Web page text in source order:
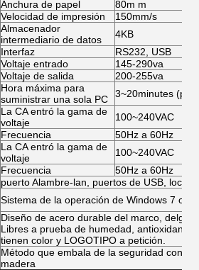
Anchura de papel
80m m
Velocidad de impresión
150mm/s
Almacenador
intermediario de datos
4KB
Interfaz
RS232, USB
Voltaje entrado
145-290va
Voltaje de salida
200-255va
Hora máxima para
suministrar una sola PC
3~20minutes
La CA entró la gama de
voltaje
100~240VAC
Frecuencia
50Hz a 60Hz
La CA entró la gama de
voltaje
100~240VAC
Frecuencia
50Hz a 60Hz
puerto Alambre-lan, puertos de USB,
Sistema de la operación de Windows 7 o
Diseño de acero durable del marco,
Libres a prueba de humedad,
tienen color y LOGOTIPO a petición.
Método que embala de la seguridad con
madera